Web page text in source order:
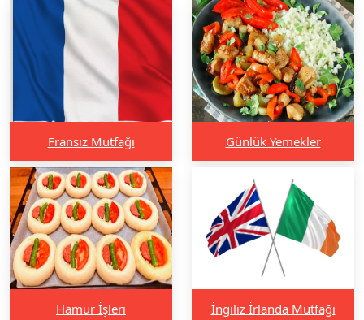
Fransız Mutfağı Günlük Yemekler
Hamur İşleri İngiliz İrlanda Mutfağı